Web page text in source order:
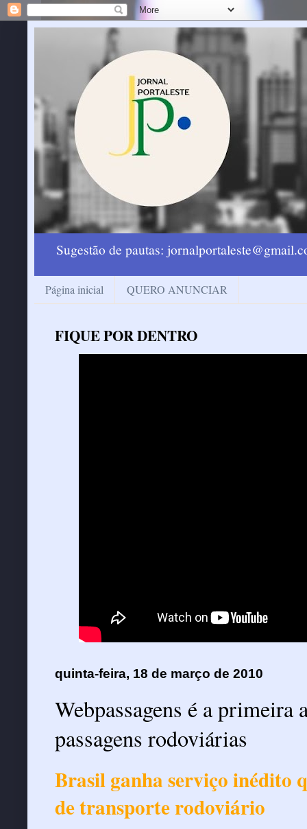
Sugestão de pautas:
Página inicial QUERO ANUNCIAR
FIQUE POR DENTRO
quinta-feira, 18 de março de 2010
Webpassagens é a primeira
passagens rodoviárias
Brasil ganha serviço inédito
de transporte rodoviário